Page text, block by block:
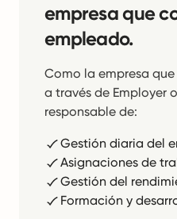
empresa que
empleado.
Como la empresa
a través de Employer
responsable de:
Gestión diaria del
Asignaciones de
Gestión del
Formación y